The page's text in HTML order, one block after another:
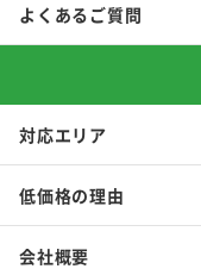
よくあるご質問
対応エリア
低価格の理由
会社概要